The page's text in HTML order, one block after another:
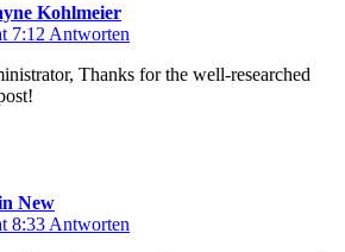
Kohlmeier
7:12 Antworten
Thanks for the well-researched
New
8:33 Antworten